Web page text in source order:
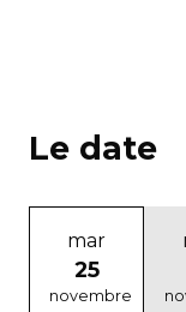
Le date
mar
25
novembre